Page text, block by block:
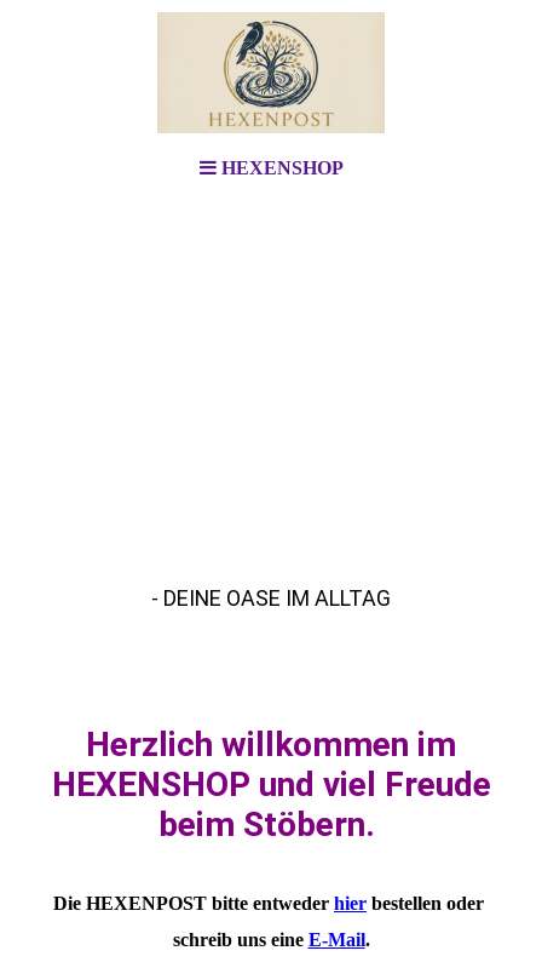
HEXENSHOP
- DEINE OASE IM ALLTAG
Herzlich willkommen im
HEXENSHOP und viel Freude
beim Stöbern.
Die HEXENPOST bitte entweder hier bestellen oder
schreib uns eine E-Mail.